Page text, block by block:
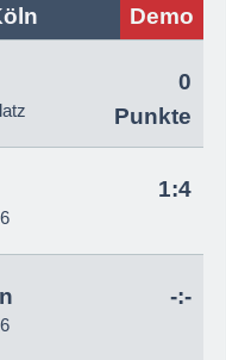
Demo
0
Punkte
1:4
-:-